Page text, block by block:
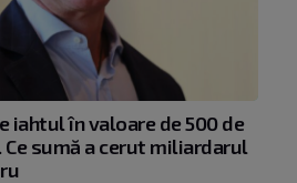
iahtul în valoare de 500 de
sumă a cerut miliardarul